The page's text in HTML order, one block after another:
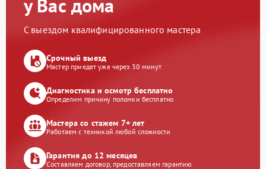
у Вас дома
С выездом квалифицированного мастера
Срочный выезд
Мастер приедет уже через 30 минут
Диагностика и осмотр бесплатно
Определим причину поломки бесплатно
Мастера со стажем 7+ лет
Работаем с техникой любой сложности
Гарантия до 12 месяцев
Составляем договор, предоставляем гарантию